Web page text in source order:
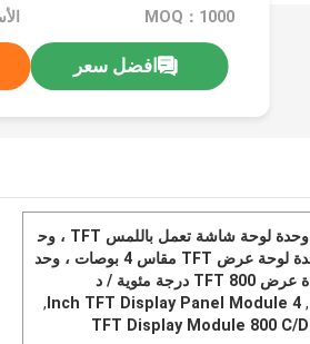
MOQ：1000
افضل سعر
وحدة لوحة شاشة تعمل باللمس TFT ، وح
دة لوحة عرض TFT مقاس 4 بوصات ، وحد
ة عرض TFT 800 درجة مئوية / د
,
4 Inch TFT Display Panel Module
,
TFT Display Module 800 C/D